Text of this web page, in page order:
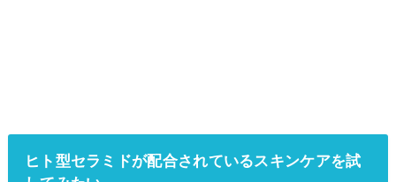
ヒト型セラミドが配合されているスキンケアを試